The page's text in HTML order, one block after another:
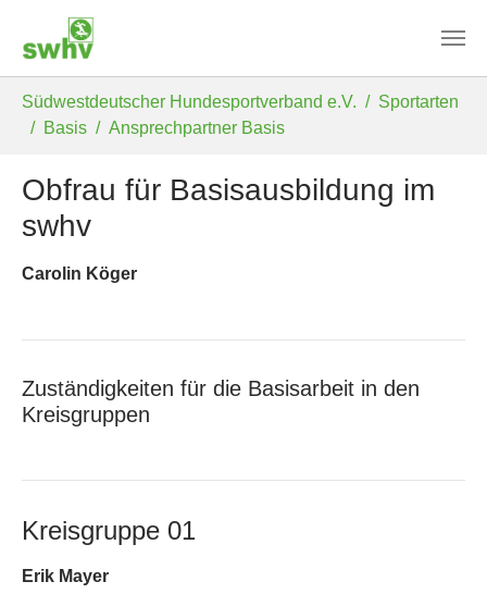
Südwestdeutscher Hundesportverband e.V.
Sportarten
Basis
Ansprechpartner Basis
Obfrau für Basisausbildung im
swhv
Carolin Köger
Zuständigkeiten für die Basisarbeit in den
Kreisgruppen
Kreisgruppe 01
Erik Mayer